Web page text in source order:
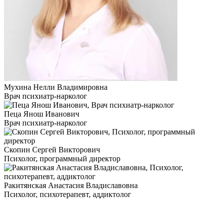
Мухина Нелли Владимировна
Врач психиатр-нарколог
Пеца Янош Иванович
Врач психиатр-нарколог
Скопин Сергей Викторович
Психолог, программный директор
Ракитянская Анастасия Владиславовна
Психолог, психотерапевт, аддиктолог